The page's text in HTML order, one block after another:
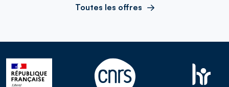
Toutes les offres